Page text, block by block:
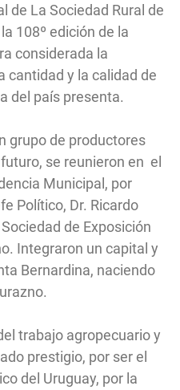
de La Sociedad Rural de
108º edición de la
considerada la
cantidad y la calidad de
del país presenta.
grupo de productores
se reunieron en el
Municipal, por
Político, Dr. Ricardo
de Exposición
Integraron un capital y
Bernardina, naciendo
trabajo agropecuario y
prestigio, por ser el
del Uruguay, por la